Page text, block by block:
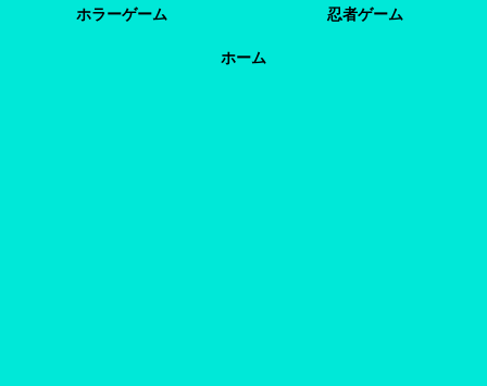
ホラーゲーム 忍者ゲーム
ホーム